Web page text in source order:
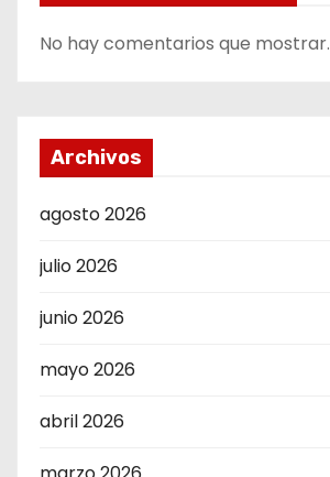
No hay comentarios que mostrar.
Archivos
agosto 2026
julio 2026
junio 2026
mayo 2026
abril 2026